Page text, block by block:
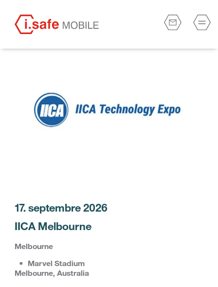
17. septembre 2026
IICA Melbourne
Melbourne
Marvel Stadium
Melbourne, Australia